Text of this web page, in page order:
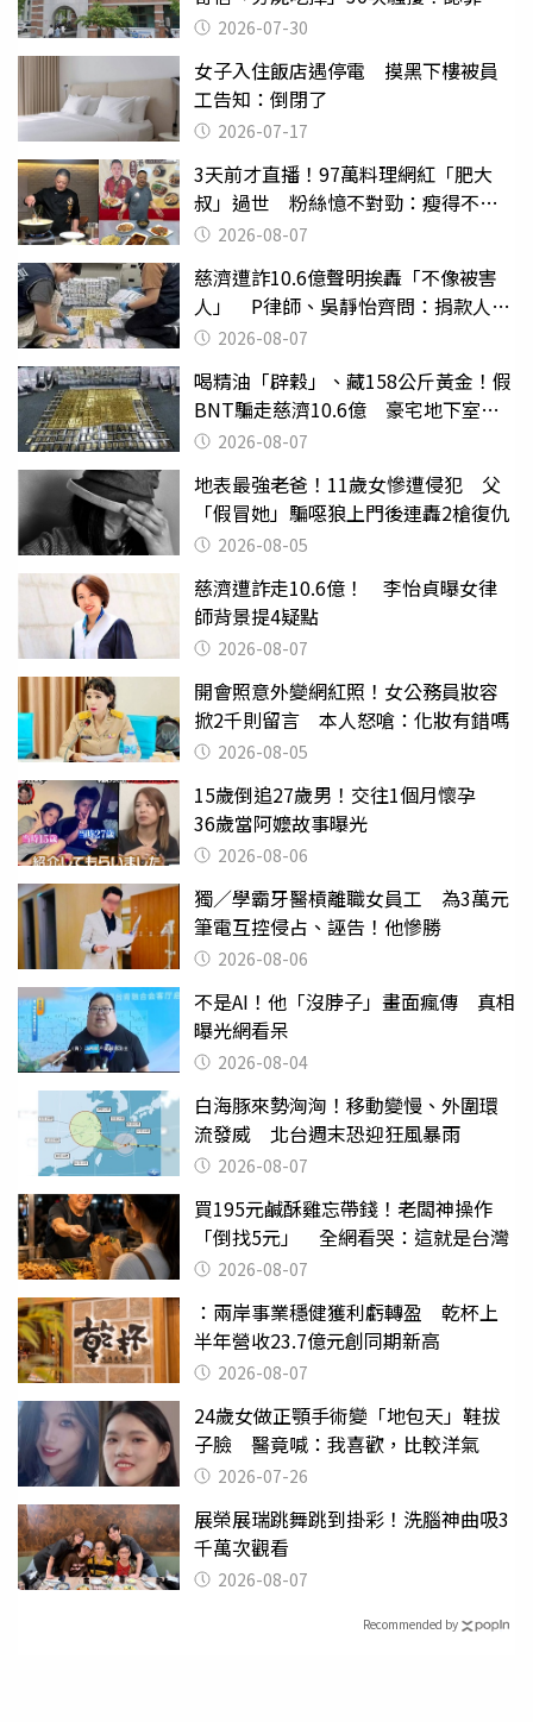
關 2026-07-30
女子入住飯店遇停電 摸黑下樓被員
工告知：倒閉了
2026-07-17
3天前才直播！97萬料理網紅「肥大
叔」過世 粉絲憶不對勁：瘦得不合
理 2026-08-07
慈濟遭詐10.6億聲明挨轟「不像被害
人」 P律師、吳靜怡齊問：捐款人有
權知道真相
2026-08-07
喝精油「辟穀」、藏158公斤黃金！假
BNT騙走慈濟10.6億 豪宅地下室竟
挖出乾鮑金庫
2026-08-07
地表最強老爸！11歲女慘遭侵犯 父
「假冒她」騙噁狼上門後連轟2槍復仇
2026-08-05
慈濟遭詐走10.6億！ 李怡貞曝女律
師背景提4疑點
2026-08-07
開會照意外變網紅照！女公務員妝容
掀2千則留言 本人怒嗆：化妝有錯嗎
2026-08-05
15歲倒追27歲男！交往1個月懷孕
36歲當阿嬤故事曝光
2026-08-06
獨／學霸牙醫槓離職女員工 為3萬元
筆電互控侵占、誣告！他慘勝
2026-08-06
不是AI！他「沒脖子」畫面瘋傳 真相
曝光網看呆
2026-08-04
白海豚來勢洶洶！移動變慢、外圍環
流發威 北台週末恐迎狂風暴雨
2026-08-07
買195元鹹酥雞忘帶錢！老闆神操作
「倒找5元」 全網看哭：這就是台灣
2026-08-07
：兩岸事業穩健獲利虧轉盈 乾杯上
半年營收23.7億元創同期新高
2026-08-07
24歲女做正顎手術變「地包天」鞋拔
子臉 醫竟喊：我喜歡，比較洋氣
2026-07-26
展榮展瑞跳舞跳到掛彩！洗腦神曲吸3
千萬次觀看
2026-08-07
Recommended by